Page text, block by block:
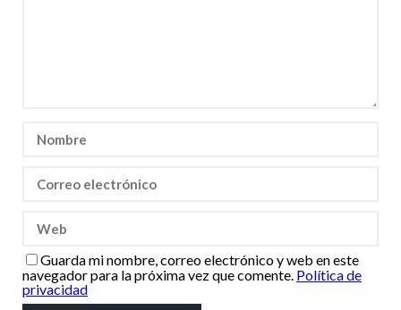
Guarda mi nombre, correo electrónico y web en este
navegador para la próxima vez que comente. Política de
privacidad